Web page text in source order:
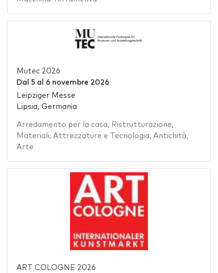
Mutec 2026
Dal 5al 6 novembre 2026
Leipziger Messe
Lipsia, Germania
Arredamento per la casa, Ristrutturazione,
Materiali, Attrezzature e Tecnologia, Antichità,
Arte
ART COLOGNE 2026